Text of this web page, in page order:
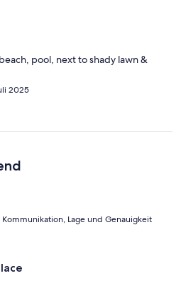
pool, next to shady lawn &
2025
Lage und Genauigkeit